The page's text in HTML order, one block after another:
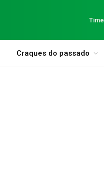
Time
Craques do passado